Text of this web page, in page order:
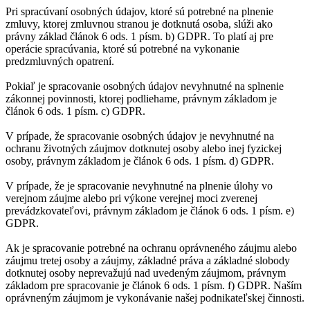
Pri spracúvaní osobných údajov, ktoré sú potrebné na plnenie
zmluvy, ktorej zmluvnou stranou je dotknutá osoba, slúži ako
právny základ článok 6 ods. 1 písm. b) GDPR. To platí aj pre
operácie spracúvania, ktoré sú potrebné na vykonanie
predzmluvných opatrení.
Pokiaľ je spracovanie osobných údajov nevyhnutné na splnenie
zákonnej povinnosti, ktorej podliehame, právnym základom je
článok 6 ods. 1 písm. c) GDPR.
V prípade, že spracovanie osobných údajov je nevyhnutné na
ochranu životných záujmov dotknutej osoby alebo inej fyzickej
osoby, právnym základom je článok 6 ods. 1 písm. d) GDPR.
V prípade, že je spracovanie nevyhnutné na plnenie úlohy vo
verejnom záujme alebo pri výkone verejnej moci zverenej
prevádzkovateľovi, právnym základom je článok 6 ods. 1 písm. e)
GDPR.
Ak je spracovanie potrebné na ochranu oprávneného záujmu alebo
záujmu tretej osoby a záujmy, základné práva a základné slobody
dotknutej osoby neprevažujú nad uvedeným záujmom, právnym
základom pre spracovanie je článok 6 ods. 1 písm. f) GDPR. Naším
oprávneným záujmom je vykonávanie našej podnikateľskej činnosti.